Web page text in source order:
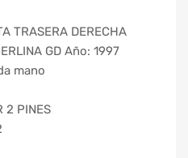
TRASERA DERECHA
GD Año: 1997
mano
2 PINES